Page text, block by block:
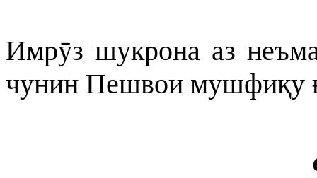
Имрӯз шукрона аз
чунин Пешвои мушфиқу